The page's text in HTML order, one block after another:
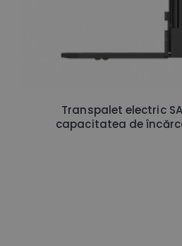
Transpalet electric
capacitatea de